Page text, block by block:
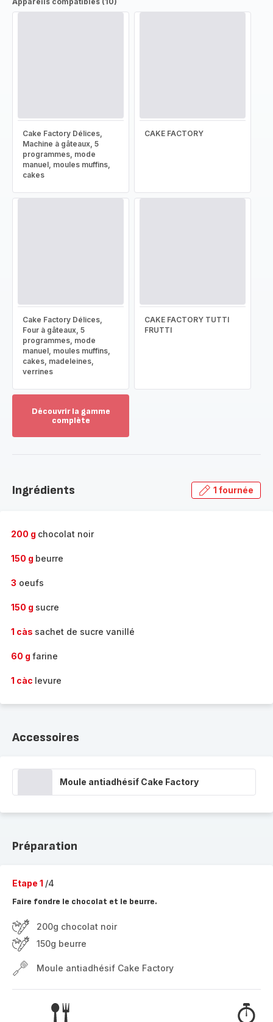
Cake Factory Délices,
Machine à gâteaux, 5
programmes, mode
manuel, moules muffins,
cakes
CAKE FACTORY
Cake Factory Délices,
Four à gâteaux, 5
programmes, mode
manuel, moules muffins,
cakes, madeleines,
verrines
CAKE FACTORY TUTTI
FRUTTI
Découvrir la gamme
complète
gamme
Ingrédients 1 fournée
200 g chocolat noir
150 g beurre
3 oeufs
150 g sucre
1 càs sachet de sucre vanillé
60 g farine
1 càc levure
Accessoires
Moule antiadhésif Cake Factory
Préparation
Etape 1 /4
Faire fondre le chocolat et le beurre.
200g chocolat noir
150g beurre
Moule antiadhésif Cake Factory